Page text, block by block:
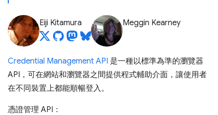
Eiji Kitamura Meggin Kearney
Credential Management API 是一種以標準為準的瀏覽器
API，可在網站和瀏覽器之間提供程式輔助介面，讓使用者
在不同裝置上都能順暢登入。
憑證管理 API：